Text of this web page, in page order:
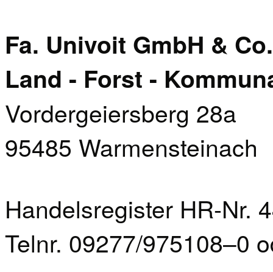
Fa. Univoit GmbH &
Land - Forst -
Vordergeiersberg 28a
95485 Warmensteinach
Handelsregister HR-Nr.
Telnr. 09277/975108–0